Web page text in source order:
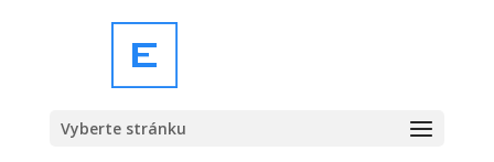
Vyberte stránku